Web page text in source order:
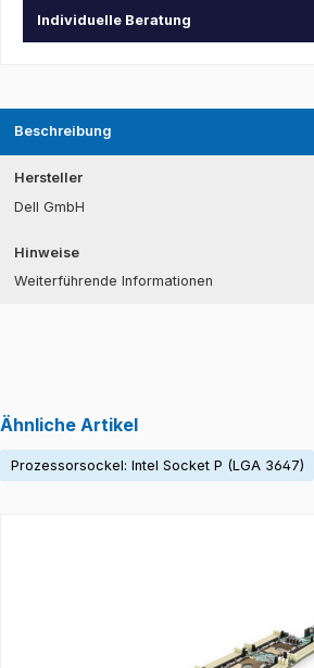
Individuelle Beratung
Beschreibung
Hersteller
Dell GmbH
Hinweise
Weiterführende Informationen
Ähnliche Artikel
Prozessorsockel: Intel Socket P (LGA 3647)